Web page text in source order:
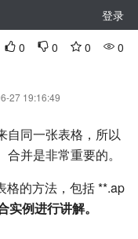
登录
0 0 0 0
27 19:16:49
自同一张表格，所以
并是非常重要的。
格的方法，包括 **.ap
实例进行讲解。